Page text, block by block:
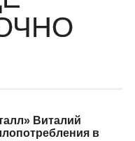
Виталий
в